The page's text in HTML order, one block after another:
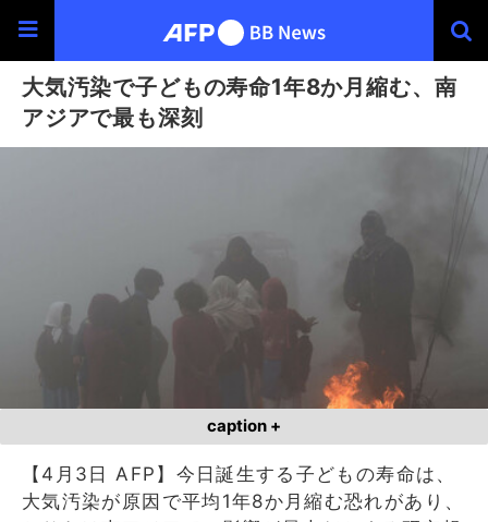
大気汚染で子どもの寿命1年8か月縮む、南
アジアで最も深刻
caption +
【4月3日 AFP】今日誕生する子どもの寿命は、
大気汚染が原因で平均1年8か月縮む恐れがあり、